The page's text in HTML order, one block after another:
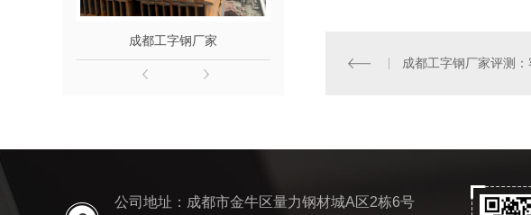
成都工字钢厂家
公司地址：成都市金牛区量力钢材城A区2栋6号